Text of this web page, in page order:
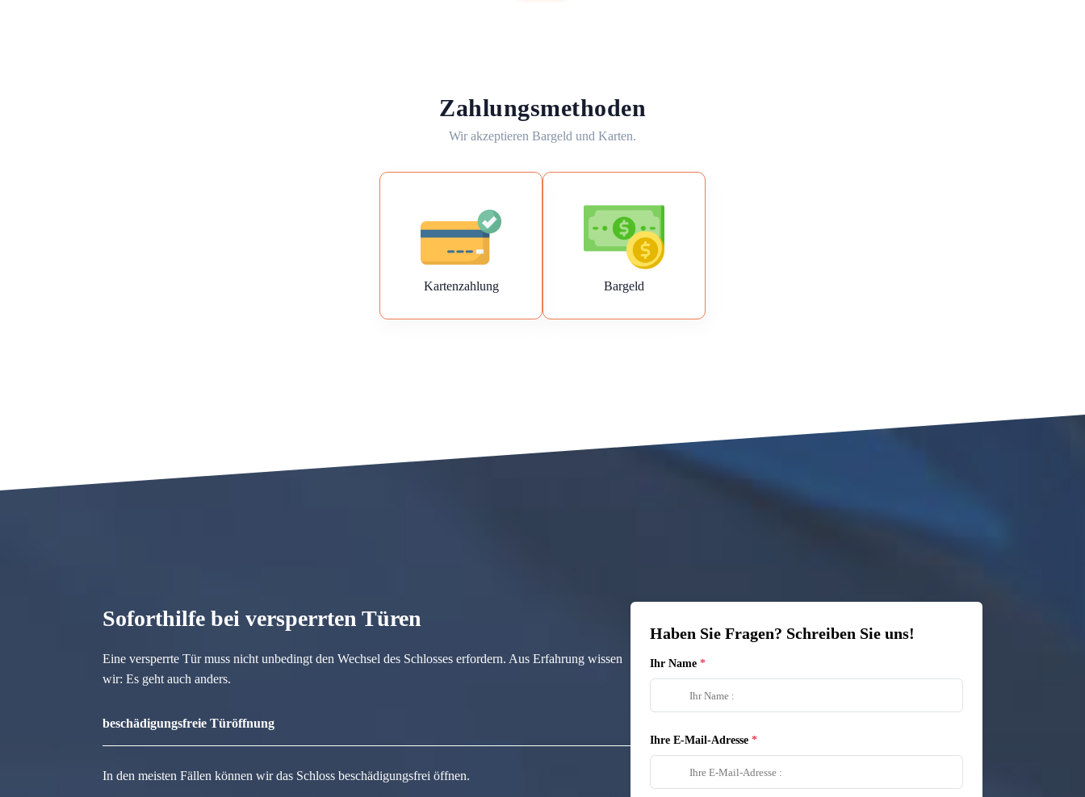
Zahlungsmethoden
Wir akzeptieren Bargeld und Karten.
Kartenzahlung Bargeld
Soforthilfe bei versperrten Türen
Eine versperrte Tür muss nicht unbedingt den Wechsel des Schlosses erfordern. Aus Erfahrung wissen
wir: Es geht auch anders.
beschädigungsfreie Türöffnung
In den meisten Fällen können wir das Schloss beschädigungsfrei öffnen.
Haben Sie Fragen? Schreiben Sie uns!
Ihr Name
Ihre E-Mail-Adresse